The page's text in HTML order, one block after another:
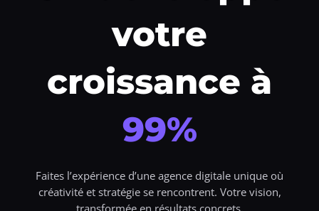
votre
croissance à
99%
Faites l’expérience d’une agence digitale unique où
créativité et stratégie se rencontrent. Votre vision,
transformée en résultats concrets.